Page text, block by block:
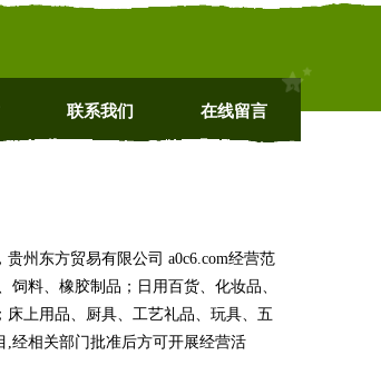
联系我们 在线留言
州东方贸易有限公司 a0c6.com经营范
料、橡胶制品；日用百货、化妆品、
上用品、厨具、工艺礼品、玩具、五
经相关部门批准后方可开展经营活